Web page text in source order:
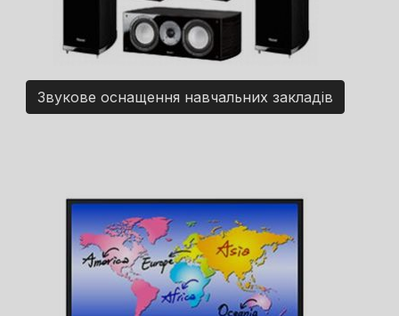
Звукове оснащення навчальних закладів